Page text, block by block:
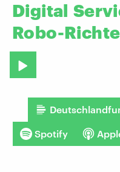
Digital
Robo-
Spotify